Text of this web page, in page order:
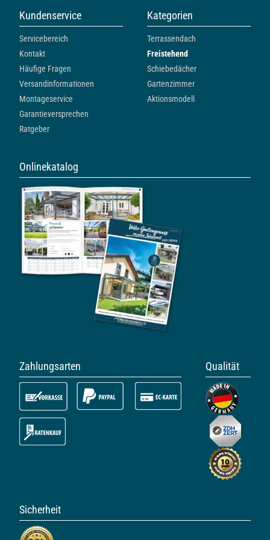
Kundenservice
Servicebereich
Kontakt
Häufige Fragen
Versandinformationen
Montageservice
Garantieversprechen
Ratgeber
Kategorien
Terrassendach
Freistehend
Schiebedächer
Gartenzimmer
Aktionsmodell
Onlinekatalog
Zahlungsarten Qualität
Sicherheit